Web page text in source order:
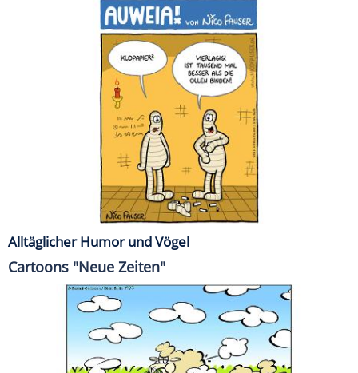
Alltäglicher Humor und Vögel
Cartoons "Neue Zeiten"